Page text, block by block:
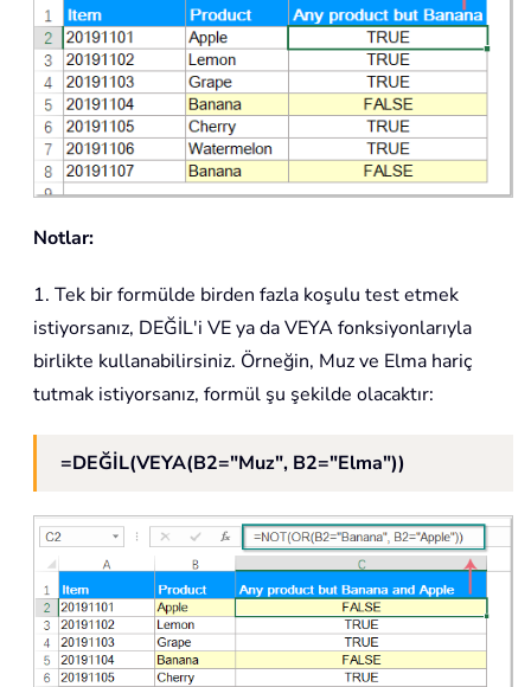
Notlar:
1. Tek bir formülde birden fazla koşulu test etmek
istiyorsanız, DEĞİL'i VE ya da VEYA fonksiyonlarıyla
birlikte kullanabilirsiniz. Örneğin, Muz ve Elma hariç
tutmak istiyorsanız, formül şu şekilde olacaktır:
=DEĞİL(VEYA(B2="Muz", B2="Elma"))